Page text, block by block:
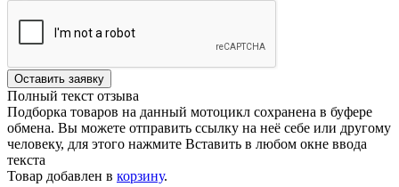
Оставить заявку
Полный текст отзыва
Подборка товаров на данный мотоцикл сохранена в буфере
обмена. Вы можете отправить ссылку на неё себе или другому
человеку, для этого нажмите Вставить в любом окне ввода
текста
Товар добавлен в корзину.